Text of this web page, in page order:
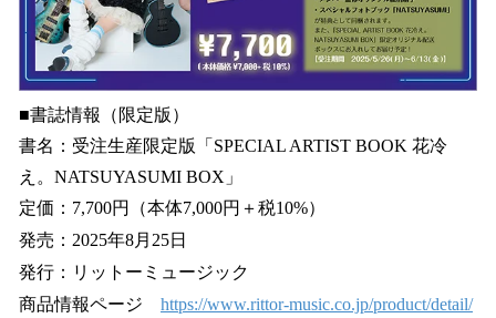
■書誌情報（限定版）
書名：受注生産限定版「SPECIAL ARTIST BOOK 花冷
え。NATSUYASUMI BOX」
定価：7,700円（本体7,000円＋税10%）
発売：2025年8月25日
発行：リットーミュージック
商品情報ページ https://www.rittor-music.co.jp/product/detail/